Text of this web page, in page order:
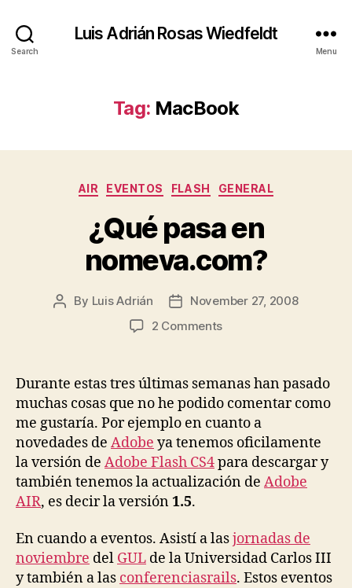
Search
Luis Adrián Rosas Wiedfeldt
Menu
Tag: MacBook
Categories
AIR EVENTOS FLASH GENERAL
¿Qué pasa en
nomeva.com?
Post
By Luis Adrián
PostNovember 27, 2008
2 Commentson
nomeva.com?
Durante estas tres últimas semanas han pasado
muchas cosas que no he podido comentar como
me gustaría. Por ejemplo en cuanto a
novedades de Adobe ya tenemos oficilamente
la versión de Adobe Flash CS4para descargar y
también tenemos la actualización de Adobe
AIR, es decir la versión1.5.
En cuando a eventos. Asistí a lasjornadas de
noviembre del GUL de la Universidad Carlos III
y también a las conferenciasrails. Estos eventos